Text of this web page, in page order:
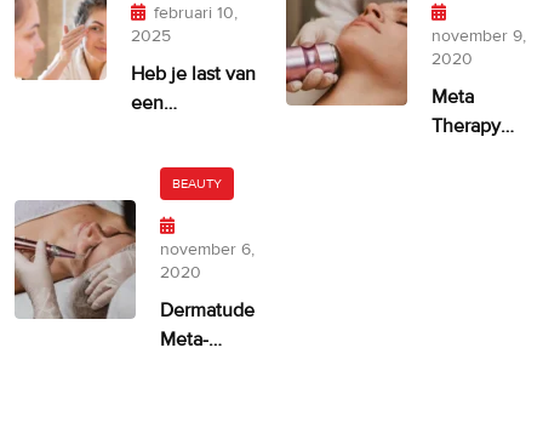
februari 10,
2025
Heb je last van
een
november 9,
2020
Meta
Therapy
BEAUTY
november 6,
2020
Dermatude
Meta-